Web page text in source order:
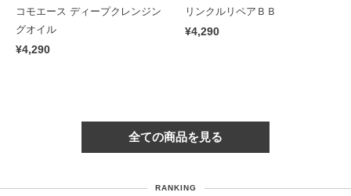
コモエース ディープクレンジン
グオイル
¥4,290
リンクルリペアＢＢ
¥4,290
全ての商品を見る
RANKING